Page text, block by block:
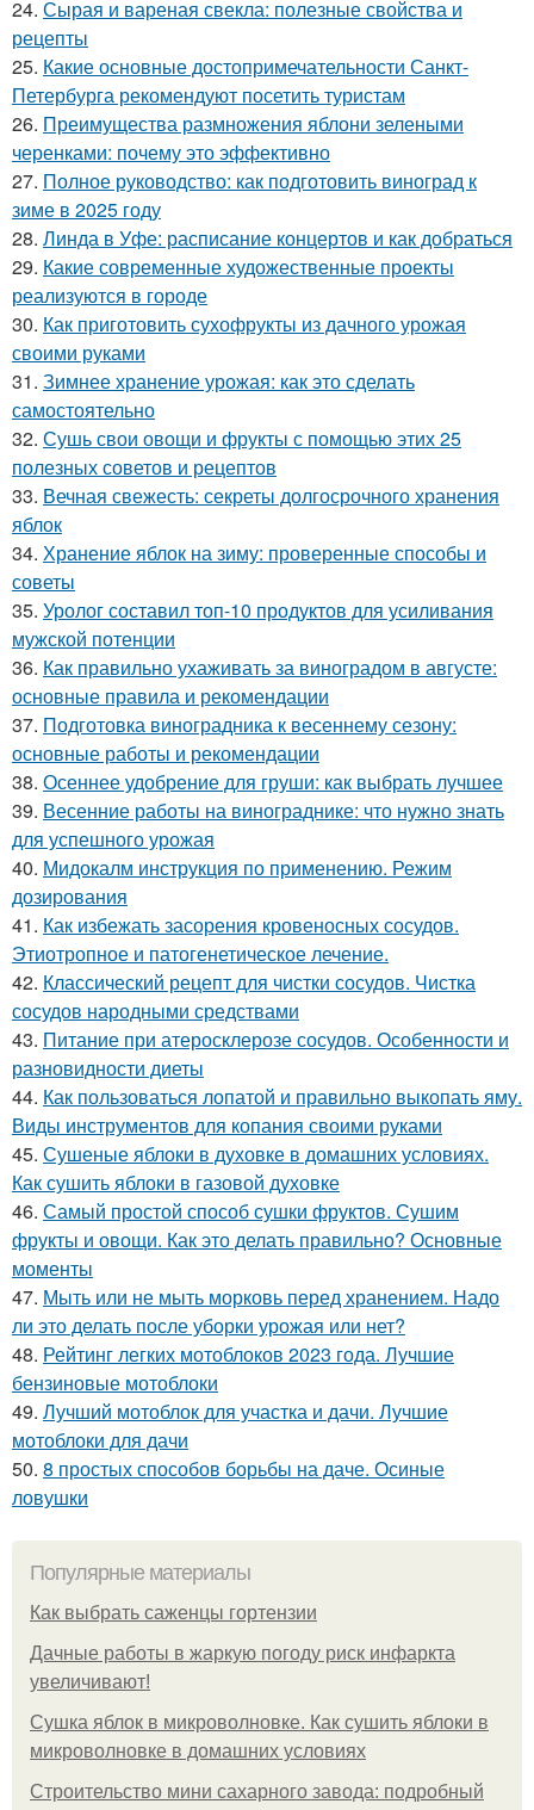
24. Сырая и вареная свекла: полезные свойства и
рецепты
25. Какие основные достопримечательности Санкт-
Петербурга рекомендуют посетить туристам
26. Преимущества размножения яблони зелеными
черенками: почему это эффективно
27. Полное руководство: как подготовить виноград к
зиме в 2025 году
28. Линда в Уфе: расписание концертов и как добраться
29. Какие современные художественные проекты
реализуются в городе
30. Как приготовить сухофрукты из дачного урожая
своими руками
31. Зимнее хранение урожая: как это сделать
самостоятельно
32. Сушь свои овощи и фрукты с помощью этих 25
полезных советов и рецептов
33. Вечная свежесть: секреты долгосрочного хранения
яблок
34. Хранение яблок на зиму: проверенные способы и
советы
35. Уролог составил топ-10 продуктов для усиливания
мужской потенции
36. Как правильно ухаживать за виноградом в августе:
основные правила и рекомендации
37. Подготовка виноградника к весеннему сезону:
основные работы и рекомендации
38. Осеннее удобрение для груши: как выбрать лучшее
39. Весенние работы на винограднике: что нужно знать
для успешного урожая
40. Мидокалм инструкция по применению. Режим
дозирования
41. Как избежать засорения кровеносных сосудов.
Этиотропное и патогенетическое лечение.
42. Классический рецепт для чистки сосудов. Чистка
сосудов народными средствами
43. Питание при атеросклерозе сосудов. Особенности и
разновидности диеты
44. Как пользоваться лопатой и правильно выкопать яму.
Виды инструментов для копания своими руками
45. Сушеные яблоки в духовке в домашних условиях.
Как сушить яблоки в газовой духовке
46. Самый простой способ сушки фруктов. Сушим
фрукты и овощи. Как это делать правильно? Основные
моменты
47. Мыть или не мыть морковь перед хранением. Надо
ли это делать после уборки урожая или нет?
48. Рейтинг легких мотоблоков 2023 года. Лучшие
бензиновые мотоблоки
49. Лучший мотоблок для участка и дачи. Лучшие
мотоблоки для дачи
50. 8 простых способов борьбы на даче. Осиные
ловушки
Популярные материалы
Как выбрать саженцы гортензии
Дачные работы в жаркую погоду риск инфаркта
увеличивают!
Сушка яблок в микроволновке. Как сушить яблоки в
микроволновке в домашних условиях
Строительство мини сахарного завода: подробный